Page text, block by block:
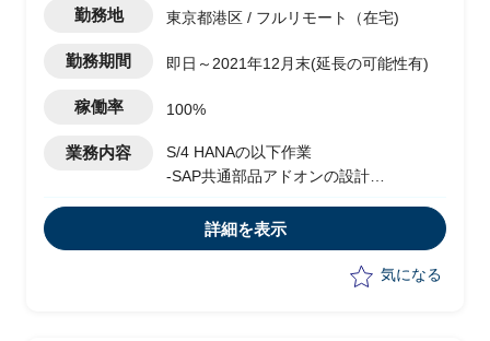
勤務地 東京都港区 / フルリモート（在宅)
勤務期間 即日～2021年12月末(延長の可能性有)
稼働率 100%
業務内容
S/4 HANAの以下作業
-SAP共通部品アドオンの設計
-パフォーマンステスト実施
詳細を表示
気になる